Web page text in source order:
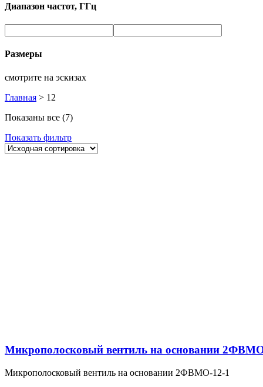
Диапазон частот, ГГц
Размеры
смотрите на эскизах
Главная > 12
Показаны все (7)
Показать фильтр
Микрополосковый вентиль на основании
Микрополосковый вентиль на основании 2ФВМO-12-1